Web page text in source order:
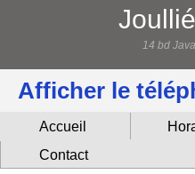
14 bd
Afficher le
Accueil
Contact